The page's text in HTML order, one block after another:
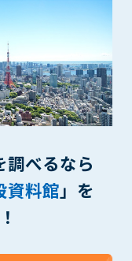
調べるなら
資料館」を
た行為
ンロードした情報
、または転売のため
する、またはその
るものとします。
止事項に該当する
要と判断した場合